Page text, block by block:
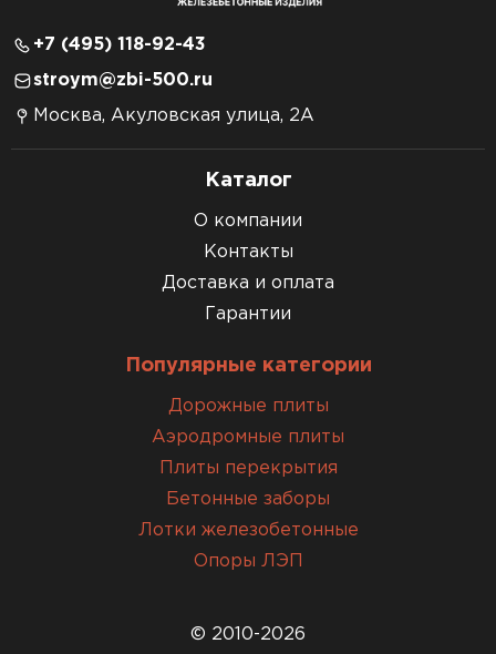
+7 (495) 118-92-43
stroym@zbi-500.ru
Москва, Акуловская улица, 2А
Каталог
О компании
Контакты
Доставка и оплата
Гарантии
Популярные категории
Дорожные плиты
Аэродромные плиты
Плиты перекрытия
Бетонные заборы
Лотки железобетонные
Опоры ЛЭП
© 2010-2026